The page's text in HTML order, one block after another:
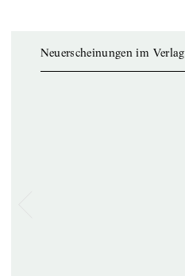
Neuerscheinungen im Verlag